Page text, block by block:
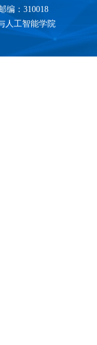
编：310018
人工智能学院